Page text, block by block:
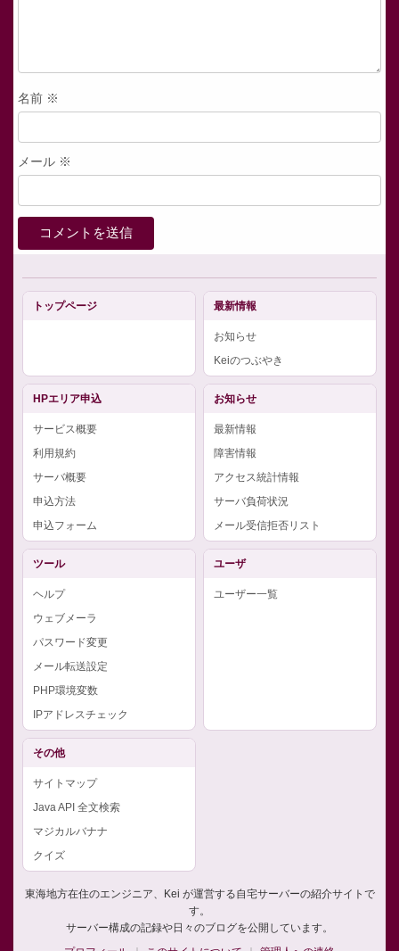
名前 ※
メール ※
トップページ 最新情報
お知らせ
Keiのつぶやき
HPエリア申込
サービス概要
利用規約
サーバ概要
申込方法
申込フォーム
お知らせ
最新情報
障害情報
アクセス統計情報
サーバ負荷状況
メール受信拒否リスト
ツール
ヘルプ
ウェブメーラ
パスワード変更
メール転送設定
PHP環境変数
IPアドレスチェック
ユーザ
ユーザー一覧
その他
サイトマップ
Java API 全文検索
マジカルバナナ
クイズ
東海地方在住のエンジニア、Kei が運営する自宅サーバーの紹介サイトで
す。
サーバー構成の記録や日々のブログを公開しています。